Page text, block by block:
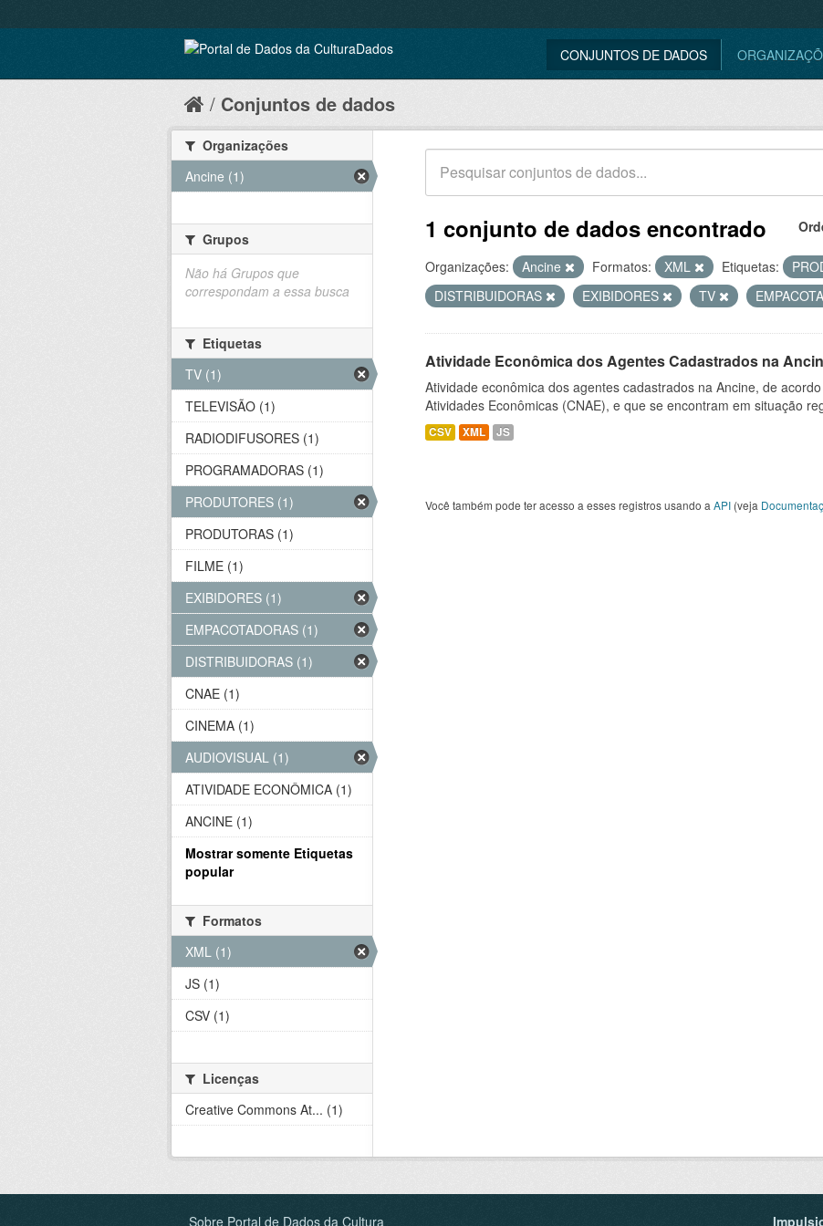
CONJUNTOS DE DADOS
Conjuntos de dados
1 conjunto de dados encontrado
Organizações: Ancine Formatos: XML Etiquetas:
DISTRIBUIDORAS
EXIBIDORES TV
Atividade Econômica dos Agentes Cadastrados na
Atividade econômica dos agentes cadastrados na Ancine, de
Atividades Econômicas (CNAE), e que se encontram em situação
CSV XML JS
Você também pode ter acesso a esses registros usando a API (veja
Organizações
Ancine (1)
Grupos
Não há Grupos que
correspondam a essa busca
Etiquetas
TV (1)
TELEVISÃO (1)
RADIODIFUSORES (1)
PROGRAMADORAS (1)
PRODUTORES (1)
PRODUTORAS (1)
FILME (1)
EXIBIDORES (1)
EMPACOTADORAS (1)
DISTRIBUIDORAS (1)
CNAE (1)
CINEMA (1)
AUDIOVISUAL (1)
ATIVIDADE ECONÔMICA (1)
ANCINE (1)
Mostrar somente Etiquetas
popular
Formatos
XML (1)
JS (1)
CSV (1)
Licenças
Creative Commons At... (1)
Sobre Portal de Dados da Cultura